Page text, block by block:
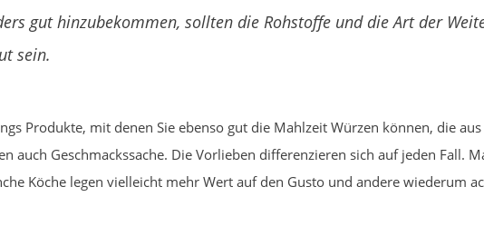
gut hinzubekommen, sollten die Rohstoffe und die Art der
sein.
Produkte, mit denen Sie ebenso gut die Mahlzeit Würzen können, die
auch Geschmackssache. Die Vorlieben differenzieren sich auf jeden Fall.
Köche legen vielleicht mehr Wert auf den Gusto und andere wiederum